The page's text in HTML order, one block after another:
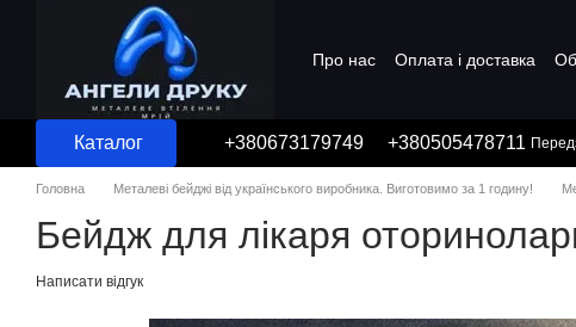
Перейти до основного контенту
Про нас Оплата і доставка
Каталог +380673179749 +380505478711
Головна Металеві бейджі від українського виробника. Виготовимо за 1 годину!
Бейдж для лікаря
Написати відгук